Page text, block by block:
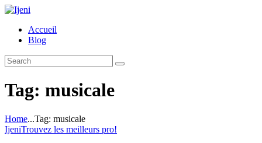
Accueil
Blog
Tag: musicale
Home...Tag: musicale
IjeniTrouvez les meilleurs pro!